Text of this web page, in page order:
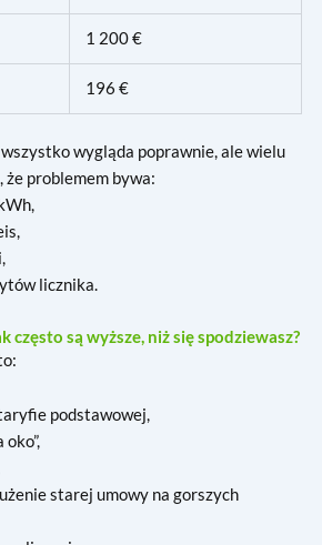
1 200 €
196 €
wygląda poprawnie, ale wielu
problemem bywa:
licznika.
często są wyższe, niż się spodziewasz?
podstawowej,
starej umowy na gorszych